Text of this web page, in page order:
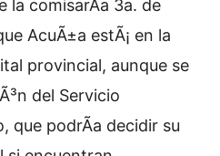
la comisarÃ­a 3a. de
AcuÃ±a estÃ¡ en la
provincial, aunque se
del Servicio
que podrÃ­a decidir su